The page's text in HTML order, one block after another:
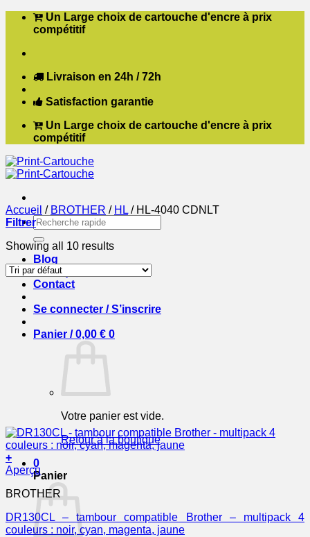
Passer Un Large choix de cartouche d'encre à prix
compétitif
Livraison en 24h / 72h
Satisfaction garantie
Un Large choix de cartouche d'encre à prix
compétitif
Recherche
pour :
Blog
Boutique
Contact
Se connecter / S’inscrire
Panier /0,00 € 0
Votre panier est vide.
Retour à la boutique
0
Panier
Accueil / BROTHER / HL /HL-4040 CDNLT
Filtrer
Showing all 10 results
+
Aperçu
BROTHER
DR130CL – tambour compatible Brother – multipack 4
couleurs : noir, cyan, magenta, jaune